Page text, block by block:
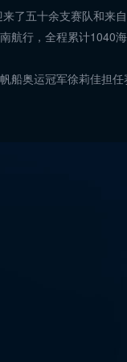
了五十余支赛队和来
航行，全程累计1040
船奥运冠军徐莉佳担